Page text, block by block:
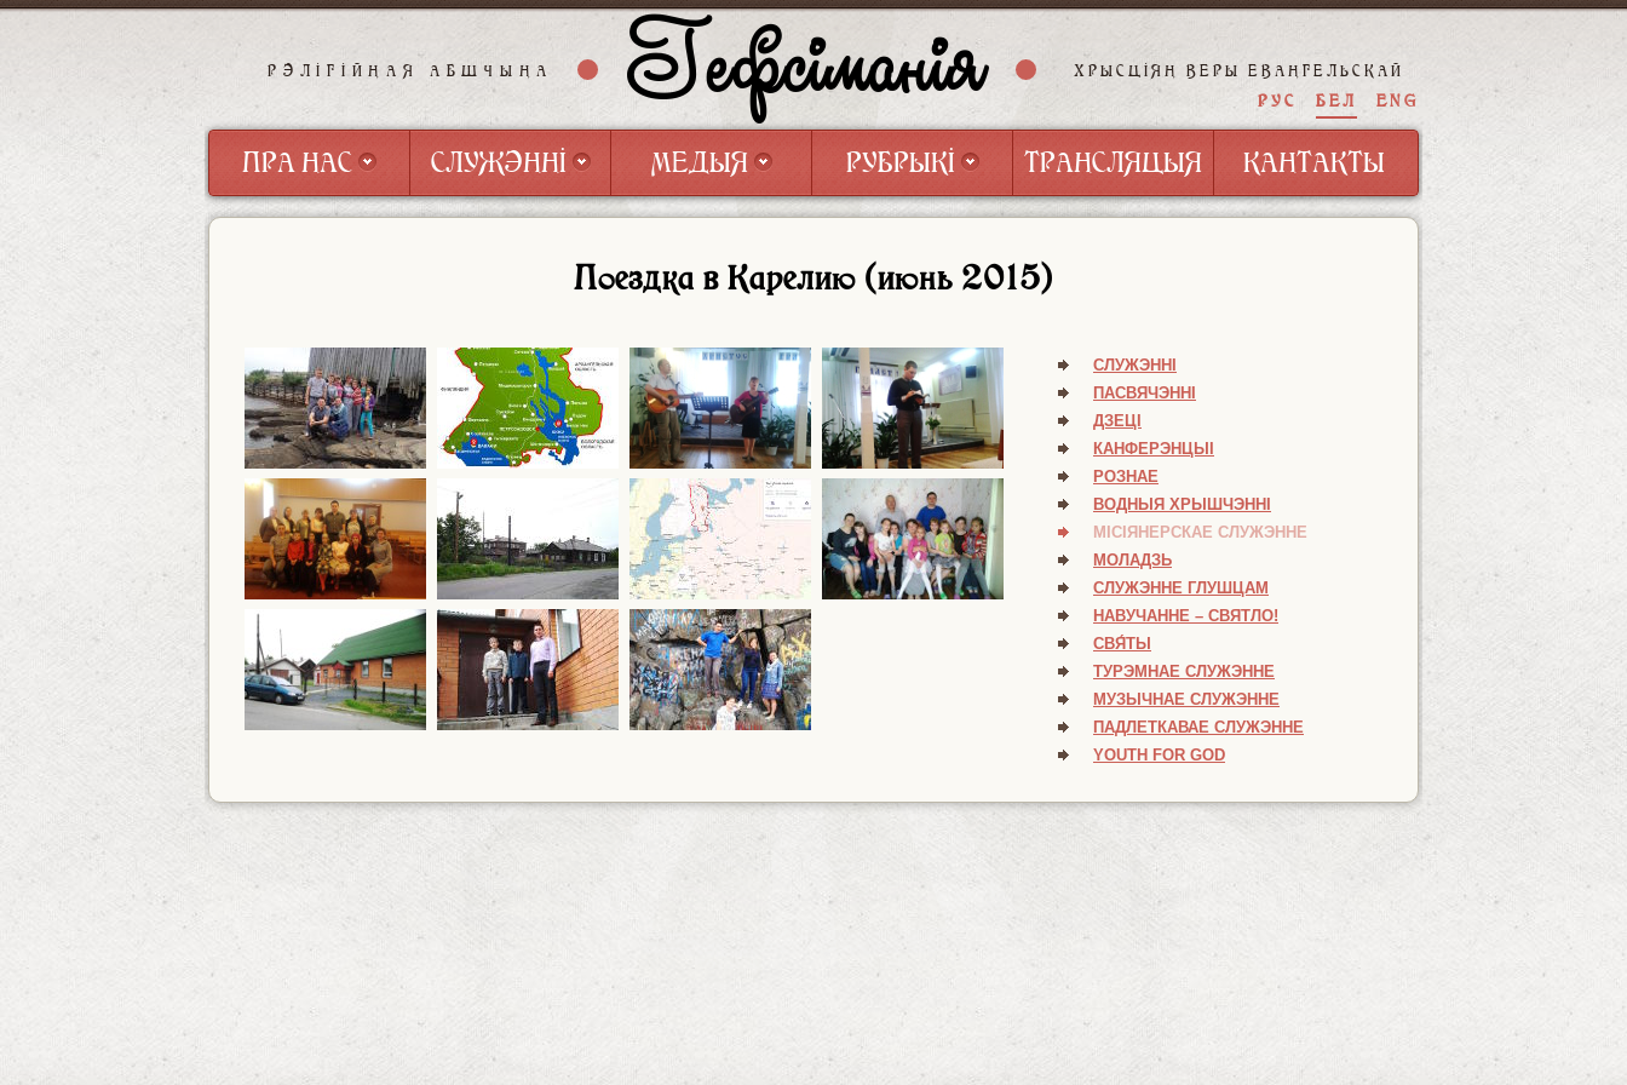
РЭЛІГІЙНАЯ АБШЧЫНА Гефсіманія ХРЫСЦІЯН ВЕРЫ ЕВАНГЕЛЬСКАЙ
РУС БЕЛ ENG
ПРА НАС
СЛУЖЭННІ
СЛУЖЭННІ
МЕДЫЯ
МЕДЫЯ
РУБРЫКІ
РУБРЫКІ
ТРАНСЛЯЦЫЯ
ТРАНСЛЯЦЫЯ
КАНТАКТЫ
КАНТАКТЫ
Поездка в Карелию (июнь 2015)
СЛУЖЭННІ
ПАСВЯЧЭННІ
ДЗЕЦІ
КАНФЕРЭНЦЫІ
РОЗНАЕ
ВОДНЫЯ ХРЫШЧЭННІ
МІСІЯНЕРСКАЕ СЛУЖЭННЕ
МОЛАДЗЬ
СЛУЖЭННЕ ГЛУШЦАМ
НАВУЧАННЕ – СВЯТЛО!
СВЯ́ТЫ
ТУРЭМНАЕ СЛУЖЭННЕ
МУЗЫЧНАЕ СЛУЖЭННЕ
ПАДЛЕТКАВАЕ СЛУЖЭННЕ
YOUTH FOR GOD